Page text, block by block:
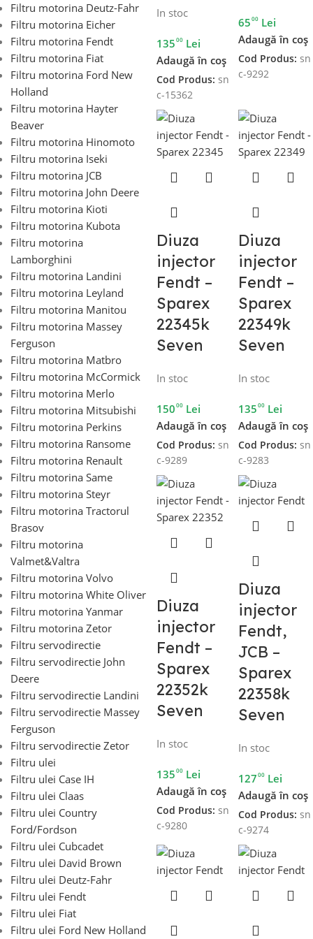
Filtru motorina Deutz-Fahr
Filtru motorina Eicher
Filtru motorina Fendt
Filtru motorina Fiat
Filtru motorina Ford New
Holland
Filtru motorina Hayter
Beaver
Filtru motorina Hinomoto
Filtru motorina Iseki
Filtru motorina JCB
Filtru motorina John Deere
Filtru motorina Kioti
Filtru motorina Kubota
Filtru motorina
Lamborghini
Filtru motorina Landini
Filtru motorina Leyland
Filtru motorina Manitou
Filtru motorina Massey
Ferguson
Filtru motorina Matbro
Filtru motorina McCormick
Filtru motorina Merlo
Filtru motorina Mitsubishi
Filtru motorina Perkins
Filtru motorina Ransome
Filtru motorina Renault
Filtru motorina Same
Filtru motorina Steyr
Filtru motorina Tractorul
Brasov
Filtru motorina
Valmet&Valtra
Filtru motorina Volvo
Filtru motorina White Oliver
Filtru motorina Yanmar
Filtru motorina Zetor
Filtru servodirectie
Filtru servodirectie John
Deere
Filtru servodirectie Landini
Filtru servodirectie Massey
Ferguson
Filtru servodirectie Zetor
Filtru ulei
Filtru ulei Case IH
Filtru ulei Claas
Filtru ulei Country
Ford/Fordson
Filtru ulei Cubcadet
Filtru ulei David Brown
Filtru ulei Deutz-Fahr
Filtru ulei Fendt
Filtru ulei Fiat
Filtru ulei Ford New Holland
In stoc
13500 Lei
Adaugă în coș
Cod Produs: sn
c-15362
6500 Lei
Adaugă în coș
Cod Produs: sn
c-9292
Diuza
injector
Fendt –
Sparex
22345k
Seven
In stoc
15000 Lei
Adaugă în coș
Cod Produs: sn
c-9289
Diuza
injector
Fendt –
Sparex
22349k
Seven
In stoc
13500 Lei
Adaugă în coș
Cod Produs: sn
c-9283
Diuza
injector
Fendt –
Sparex
22352k
Seven
In stoc
13500 Lei
Adaugă în coș
Cod Produs: sn
c-9280
Diuza
injector
Fendt,
JCB –
Sparex
22358k
Seven
In stoc
12700 Lei
Adaugă în coș
Cod Produs: sn
c-9274